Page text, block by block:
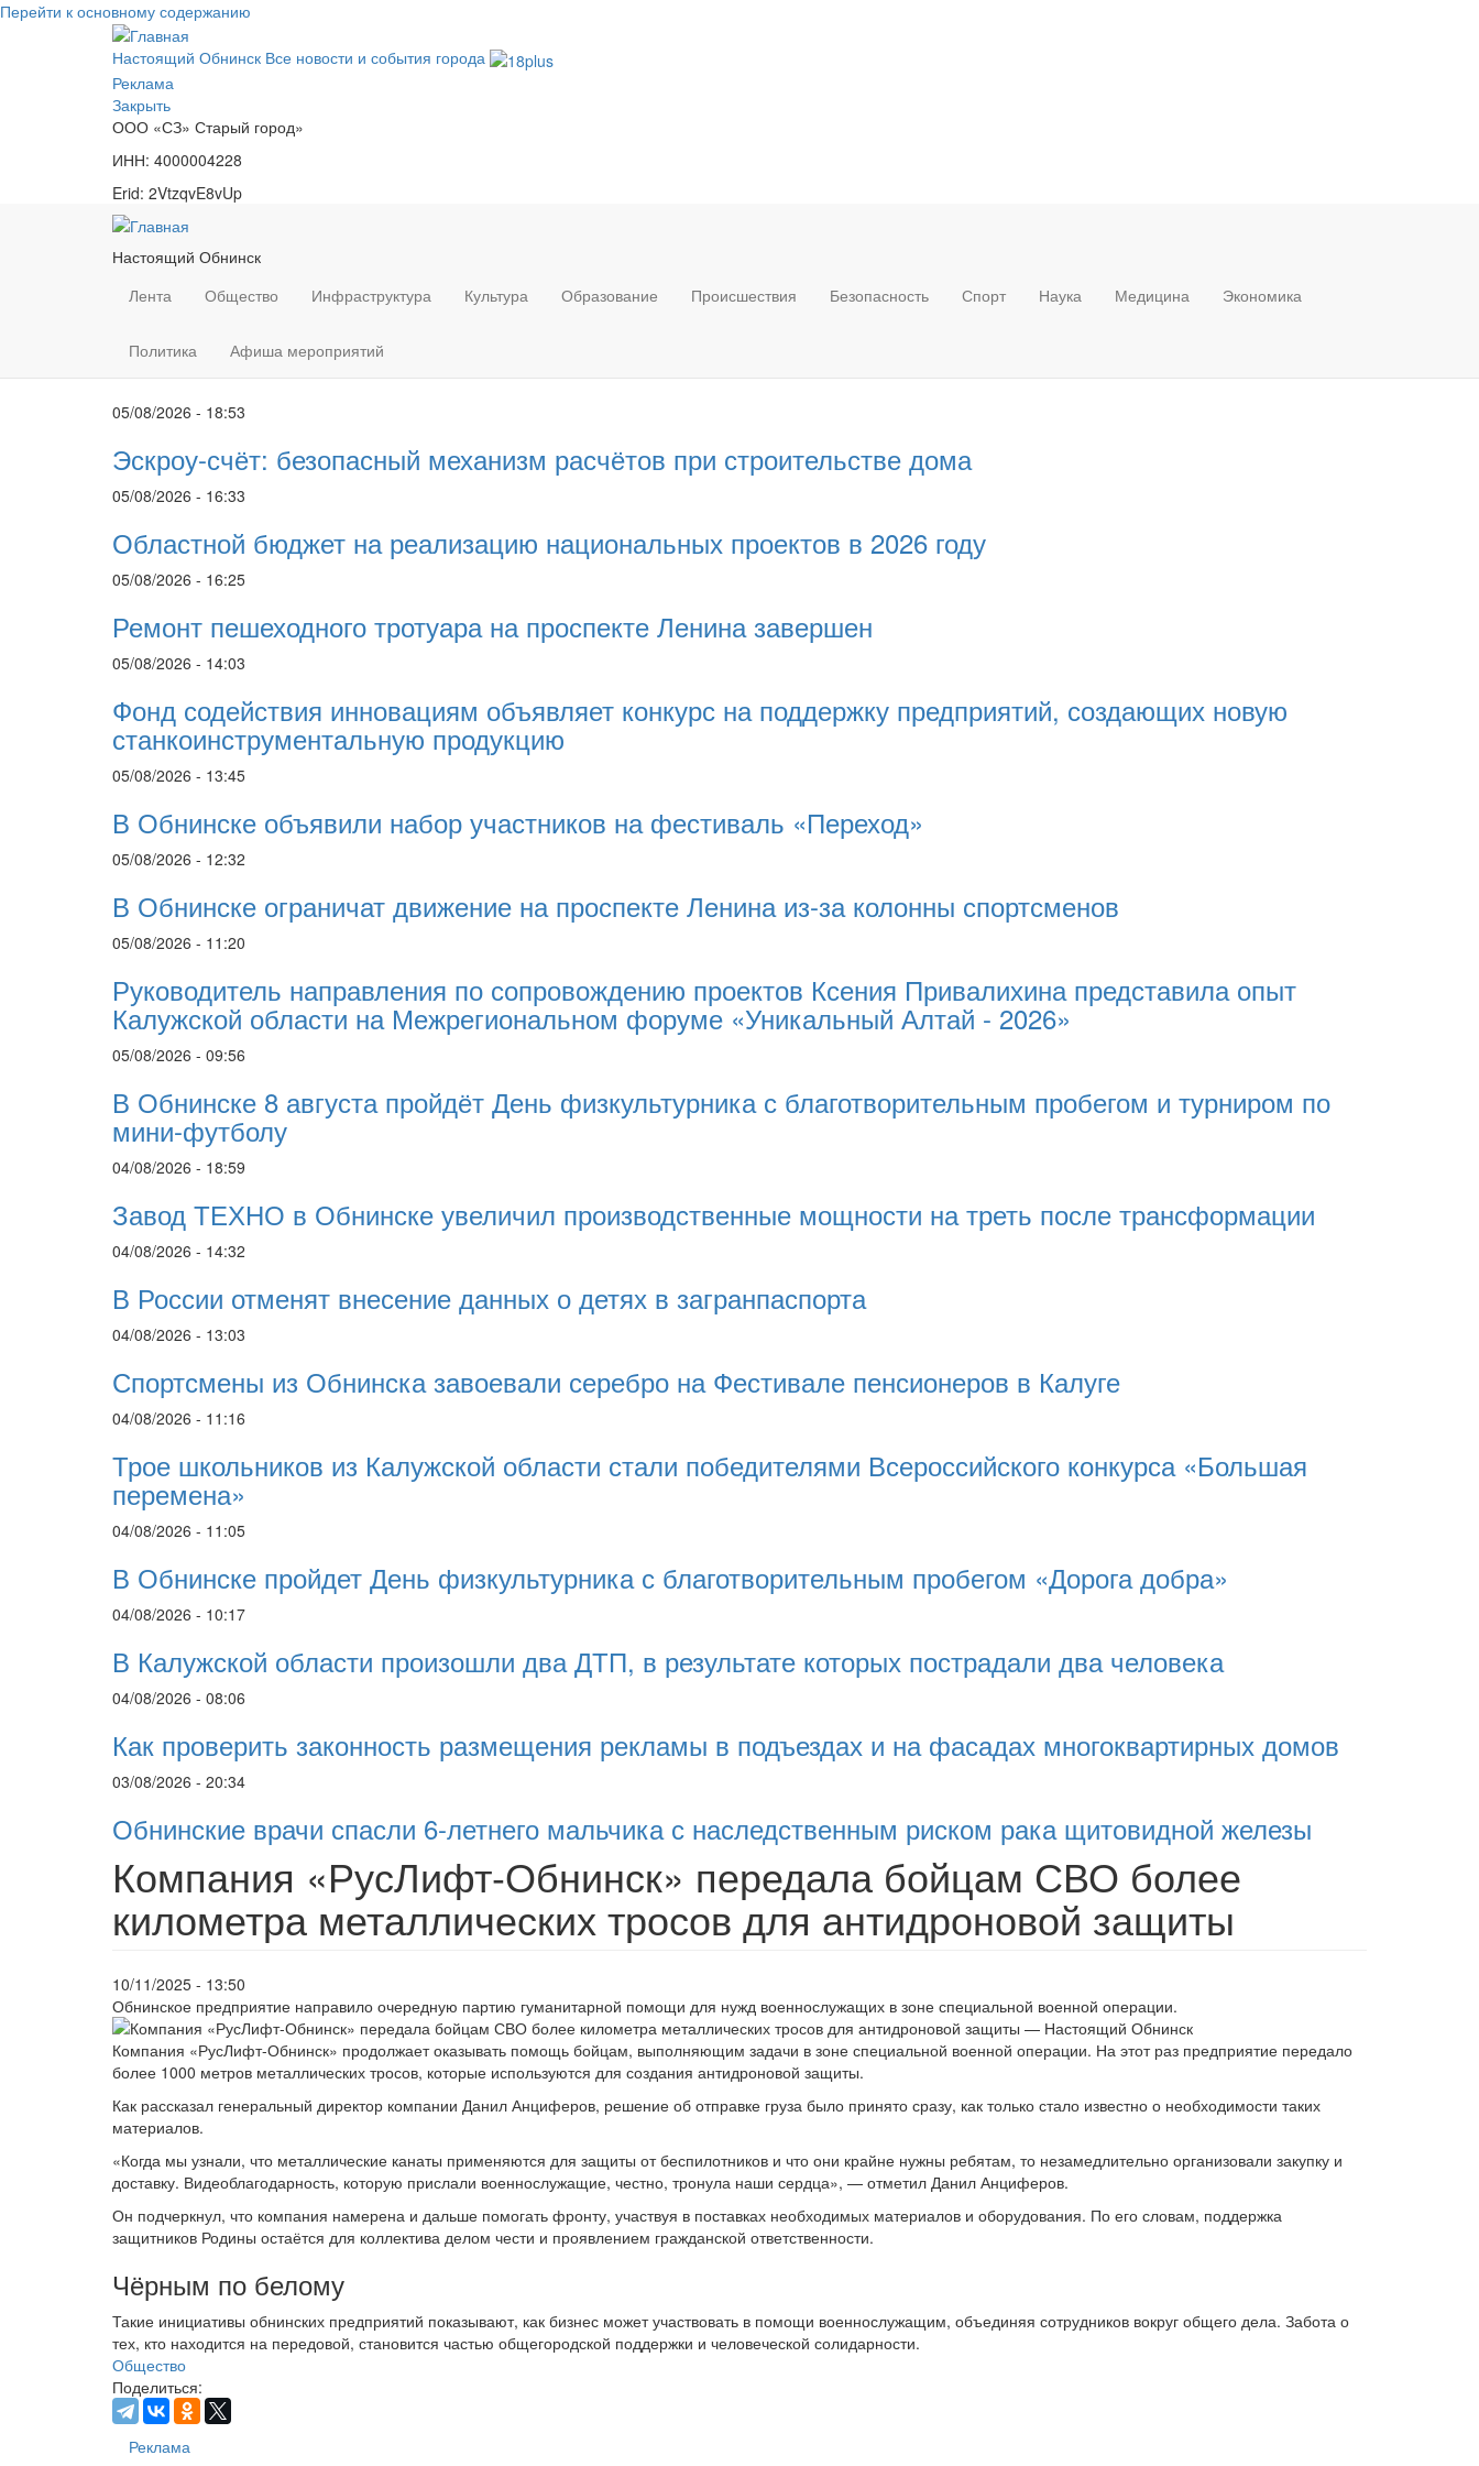
Перейти к основному содержанию
Настоящий Обнинск Все новости и события города
Реклама
Закрыть
ООО «СЗ» Старый город»
ИНН: 4000004228
Erid: 2VtzqvE8vUp
Настоящий Обнинск
Лента
Общество Инфраструктура Культура Образование Происшествия Безопасность Спорт Наука Медицина Экономика
Политика Афиша мероприятий
05/08/2026 - 18:53
Эскроу-счёт: безопасный механизм расчётов при строительстве дома
05/08/2026 - 16:33
Областной бюджет на реализацию национальных проектов в 2026 году
05/08/2026 - 16:25
Ремонт пешеходного тротуара на проспекте Ленина завершен
05/08/2026 - 14:03
Фонд содействия инновациям объявляет конкурс на поддержку предприятий, создающих новую
станкоинструментальную продукцию
05/08/2026 - 13:45
В Обнинске объявили набор участников на фестиваль «Переход»
05/08/2026 - 12:32
В Обнинске ограничат движение на проспекте Ленина из-за колонны спортсменов
05/08/2026 - 11:20
Руководитель направления по сопровождению проектов Ксения Привалихина представила опыт
Калужской области на Межрегиональном форуме «Уникальный Алтай - 2026»
05/08/2026 - 09:56
В Обнинске 8 августа пройдёт День физкультурника с благотворительным пробегом и турниром по
мини-футболу
04/08/2026 - 18:59
Завод ТЕХНО в Обнинске увеличил производственные мощности на треть после трансформации
04/08/2026 - 14:32
В России отменят внесение данных о детях в загранпаспорта
04/08/2026 - 13:03
Спортсмены из Обнинска завоевали серебро на Фестивале пенсионеров в Калуге
04/08/2026 - 11:16
Трое школьников из Калужской области стали победителями Всероссийского конкурса «Большая
перемена»
04/08/2026 - 11:05
В Обнинске пройдет День физкультурника с благотворительным пробегом «Дорога добра»
04/08/2026 - 10:17
В Калужской области произошли два ДТП, в результате которых пострадали два человека
04/08/2026 - 08:06
Как проверить законность размещения рекламы в подъездах и на фасадах многоквартирных домов
03/08/2026 - 20:34
Обнинские врачи спасли 6-летнего мальчика с наследственным риском рака щитовидной железы
Компания «РусЛифт-Обнинск» передала бойцам СВО более
километра металлических тросов для антидроновой защиты
10/11/2025 - 13:50
Обнинское предприятие направило очередную партию гуманитарной помощи для нужд военнослужащих в зоне специальной военной операции.
Компания «РусЛифт-Обнинск» продолжает оказывать помощь бойцам, выполняющим задачи в зоне специальной военной операции. На этот раз предприятие передало
более 1000 метров металлических тросов, которые используются для создания антидроновой защиты.
Как рассказал генеральный директор компании Данил Анциферов, решение об отправке груза было принято сразу, как только стало известно о необходимости таких
материалов.
«Когда мы узнали, что металлические канаты применяются для защиты от беспилотников и что они крайне нужны ребятам, то незамедлительно организовали закупку и
доставку. Видеоблагодарность, которую прислали военнослужащие, честно, тронула наши сердца», — отметил Данил Анциферов.
Он подчеркнул, что компания намерена и дальше помогать фронту, участвуя в поставках необходимых материалов и оборудования. По его словам, поддержка
защитников Родины остаётся для коллектива делом чести и проявлением гражданской ответственности.
Чёрным по белому
Такие инициативы обнинских предприятий показывают, как бизнес может участвовать в помощи военнослужащим, объединяя сотрудников вокруг общего дела. Забота о
тех, кто находится на передовой, становится частью общегородской поддержки и человеческой солидарности.
Общество
Поделиться:
Реклама